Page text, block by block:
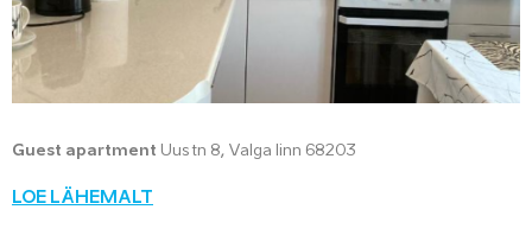
Guest apartment Uus tn 8, Valga linn 68203
LOE LÄHEMALT